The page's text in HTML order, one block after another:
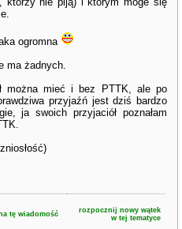
ogromna
ma żadnych.
można mieć i bez PTTK, ale po
przyjaźń jest dziś bardzo
ja swoich przyjaciół poznałam
tę wiadomość
rozpocznij nowy wątek
w tej tematyce